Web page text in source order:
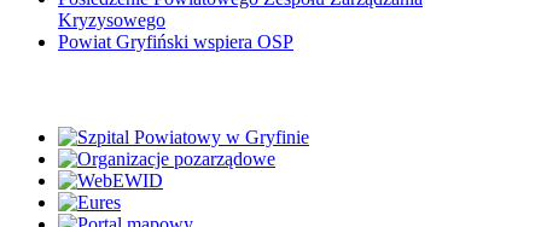
Kryzysowego
Powiat Gryfiński wspiera OSP